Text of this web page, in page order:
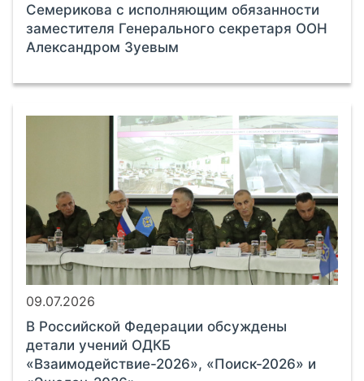
Семерикова с исполняющим обязанности
заместителя Генерального секретаря ООН
Александром Зуевым
09.07.2026
В Российской Федерации обсуждены
детали учений ОДКБ
«Взаимодействие-2026», «Поиск-2026» и